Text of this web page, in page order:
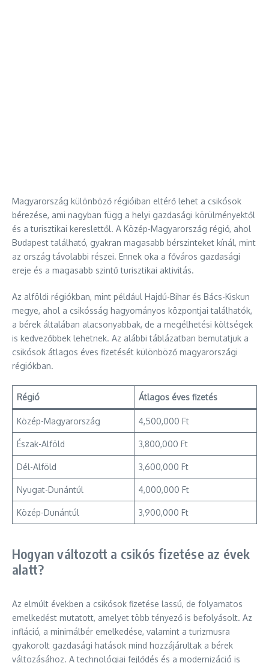
Magyarország különböző régióiban eltérő lehet a csikósok
bérezése, ami nagyban függ a helyi gazdasági körülményektől
és a turisztikai kereslettől. A Közép-Magyarország régió, ahol
Budapest található, gyakran magasabb bérszinteket kínál, mint
az ország távolabbi részei. Ennek oka a főváros gazdasági
ereje és a magasabb szintű turisztikai aktivitás.
Az alföldi régiókban, mint például Hajdú-Bihar és Bács-Kiskun
megye, ahol a csikósság hagyományos központjai találhatók,
a bérek általában alacsonyabbak, de a megélhetési költségek
is kedvezőbbek lehetnek. Az alábbi táblázatban bemutatjuk a
csikósok átlagos éves fizetését különböző magyarországi
régiókban.
Régió Átlagos éves fizetés
Közép-Magyarország 4,500,000 Ft
Észak-Alföld 3,800,000 Ft
Dél-Alföld 3,600,000 Ft
Nyugat-Dunántúl 4,000,000 Ft
Közép-Dunántúl 3,900,000 Ft
Hogyan változott a csikós fizetése az évek
alatt?
Az elmúlt években a csikósok fizetése lassú, de folyamatos
emelkedést mutatott, amelyet több tényező is befolyásolt. Az
infláció, a minimálbér emelkedése, valamint a turizmusra
gyakorolt gazdasági hatások mind hozzájárultak a bérek
változásához. A technológiai fejlődés és a modernizáció is